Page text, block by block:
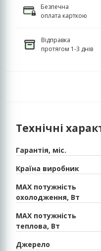
Безпечна
оплата карткою
Відправка
протягом 1-3 днів
Технічні
Гарантія, міс.
Країна виробник
MAX потужність
охолодження, Вт
MAX потужність
теплова, Вт
Джерело